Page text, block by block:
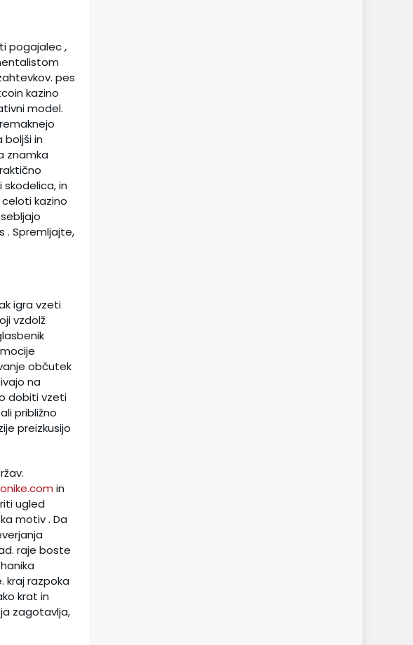
pogajalec ,
pes
kazino
model.
in
znamka
in
kazino
. Spremljajte,
igra vzeti
vzdolž
občutek
na
dobiti vzeti
približno
preizkusijo
in
ugled
motiv . Da
raje boste
kraj razpoka
krat in
zagotavlja,